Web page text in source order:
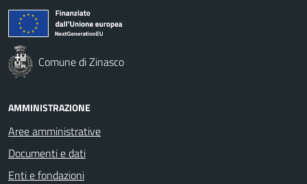
Comune di Zinasco
AMMINISTRAZIONE
Aree amministrative
Documenti e dati
Enti e fondazioni